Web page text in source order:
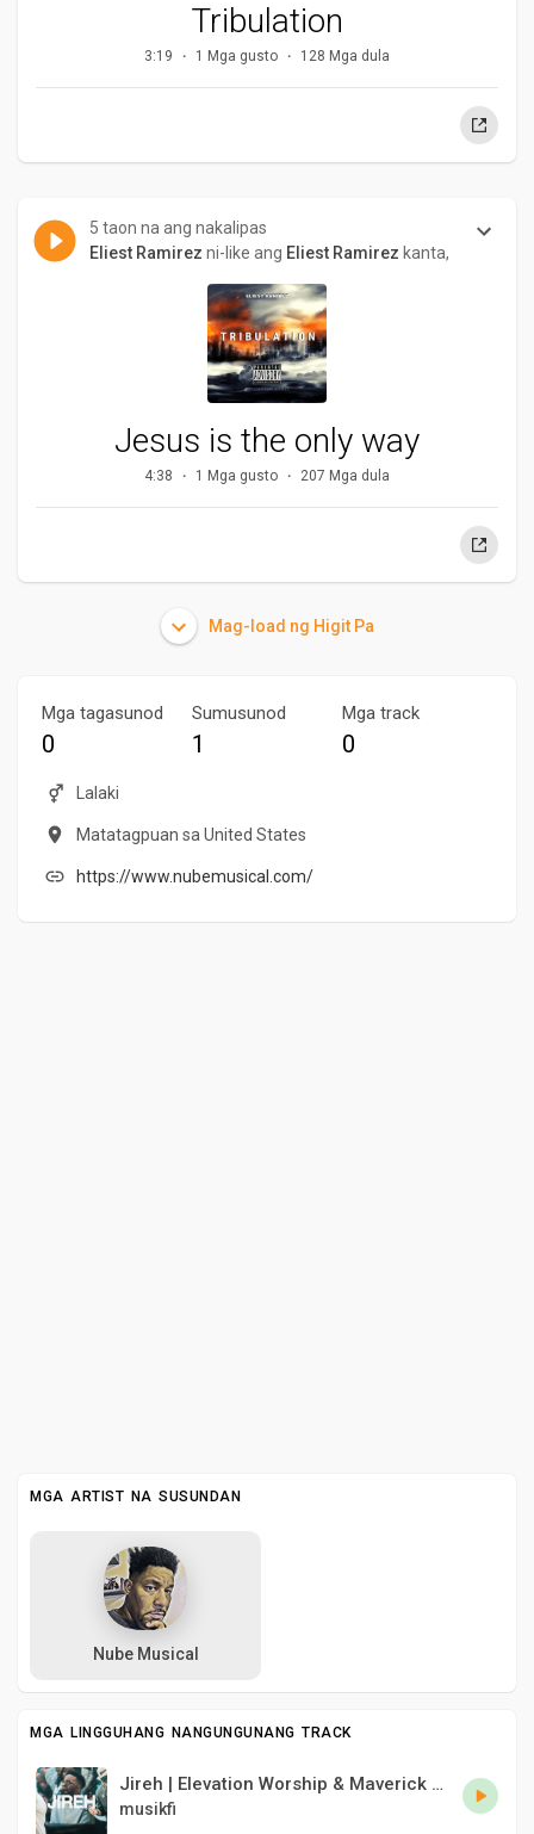
Tribulation
3:19 1 Mga gusto 128 Mga dula
5 taon na ang nakalipas
Eliest Ramirez ni-like ang Eliest Ramirez kanta,
Jesus is the only way
4:38 1 Mga gusto 207 Mga dula
Mag-load ng Higit Pa
Mga tagasunod
0
Sumusunod
1
Mga track
0
Lalaki
Matatagpuan sa United States
https://www.nubemusical.com/
MGA ARTIST NA SUSUNDAN
Nube Musical
MGA LINGGUHANG NANGUNGUNANG TRACK
Jireh | Elevation Worship & Maverick City
musikfi